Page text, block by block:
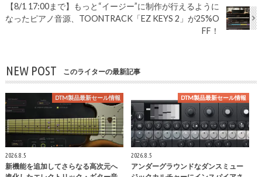
【8/1 17:00まで】もっと“イージー”に制作が行えるように
なったピアノ音源、TOONTRACK「EZ KEYS 2」が25%O
FF！
NEW POST このライターの最新記事
DTM製品最新セール情報
2026.8.5
新機能を追加してさらなる高次元へ
DTM製品最新セール情報
2026.8.5
アンダーグラウンドなダンスミュー